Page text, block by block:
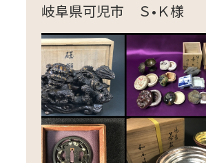
岐阜県可児市 Ｓ•Ｋ様